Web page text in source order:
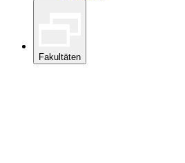
Fakultäten